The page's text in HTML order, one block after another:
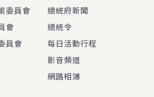
委員會
會
員會
總統府新聞
總統令
每日活動行程
影音頻道
網路相簿